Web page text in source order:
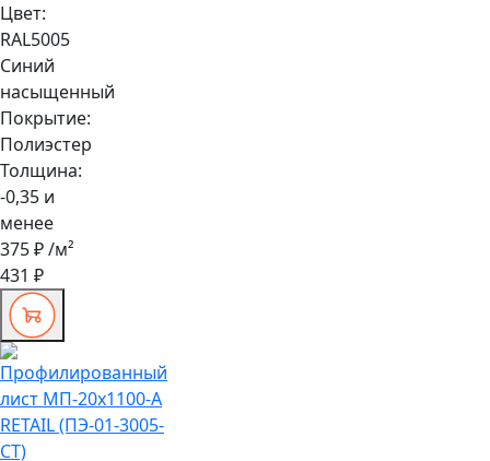
Цвет:
RAL5005
Синий
насыщенный
Покрытие:
Полиэстер
Толщина:
-0,35 и
менее
375 ₽/м²
431 ₽